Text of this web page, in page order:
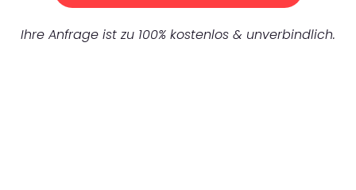
Ihre Anfrage ist zu 100% kostenlos & unverbindlich.